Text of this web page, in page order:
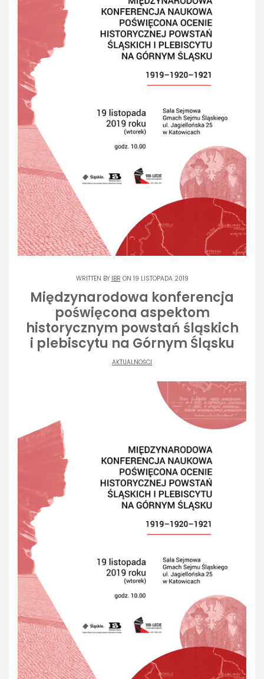
WRITTEN BY IBR ON 19 LISTOPADA 2019
Międzynarodowa konferencja
poświęcona aspektom
historycznym powstań śląskich
i plebiscytu na Górnym Śląsku
AKTUALNOŚCI